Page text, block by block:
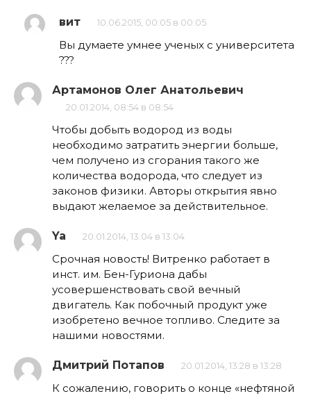
вит 10.06.2015, 00:05 в 00:05
Вы думаете умнее ученых с университета
???
Артамонов Олег Анатольевич
20.01.2014, 08:54 в 08:54
Чтобы добыть водород из воды
необходимо затратить энергии больше,
чем получено из сгорания такого же
количества водорода, что следует из
законов физики. Авторы открытия явно
выдают желаемое за действительное.
Ya 20.01.2014, 13:04 в 13:04
Срочная новость! Витренко работает в
инст. им. Бен-Гуриона дабы
усовершенствовать свой вечный
двигатель. Как побочный продукт уже
изобретено вечное топливо. Следите за
нашими новостями.
Дмитрий Потапов 20.01.2014, 13:28 в 13:28
К сожалению, говорить о конце «нефтяной